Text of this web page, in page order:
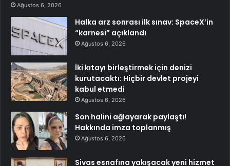
Ağustos 6, 2026
Halka arz sonrası ilk sınav: SpaceX’in
“karnesi” açıklandı
Ağustos 6, 2026
İki kıtayı birleştirmek için denizi
kurutacaktı: Hiçbir devlet projeyi
kabul etmedi
Ağustos 6, 2026
Son halini ağlayarak paylaştı!
Hakkında imza toplanmış
Ağustos 6, 2026
Sivas esnafına yakışacak yeni hizmet